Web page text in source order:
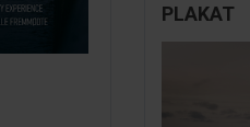
PLAKAT